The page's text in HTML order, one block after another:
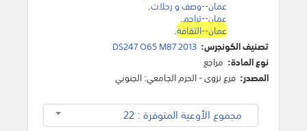
عمان--وصف و رحلات.
عمان--تراجم.
عمان--الثقافة.
تصنيف الكونجرس: DS247 O65 M87 2013
نوع المادة: مراجع
المصدر: فرع نزوى - الحرم الجامعي: الجنوبي
مجموع الأوعية المتوفرة : 22